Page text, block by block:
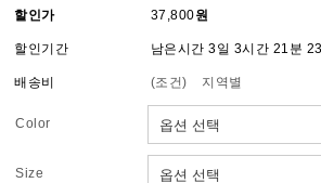
할인가 37,800원
할인기간 남은시간 3일 3시간 21분
배송비 (조건) 지역별
Color
Size